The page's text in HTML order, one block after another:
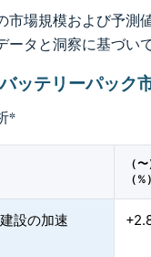
市場規模および予測
ータと洞察に基づい
ッテリーパック
*
（
（%）
設の加速